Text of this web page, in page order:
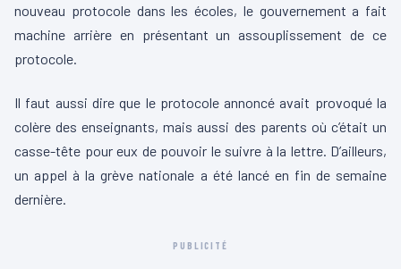
nouveau protocole dans les écoles, le gouvernement a fait
machine arrière en présentant un assouplissement de ce
protocole.
Il faut aussi dire que le protocole annoncé avait provoqué la
colère des enseignants, mais aussi des parents où c’était un
casse-tête pour eux de pouvoir le suivre à la lettre. D’ailleurs,
un appel à la grève nationale a été lancé en fin de semaine
dernière.
PUBLICITÉ